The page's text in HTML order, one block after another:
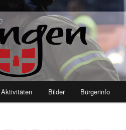
Aktivitäten Bilder Bürgerinfo